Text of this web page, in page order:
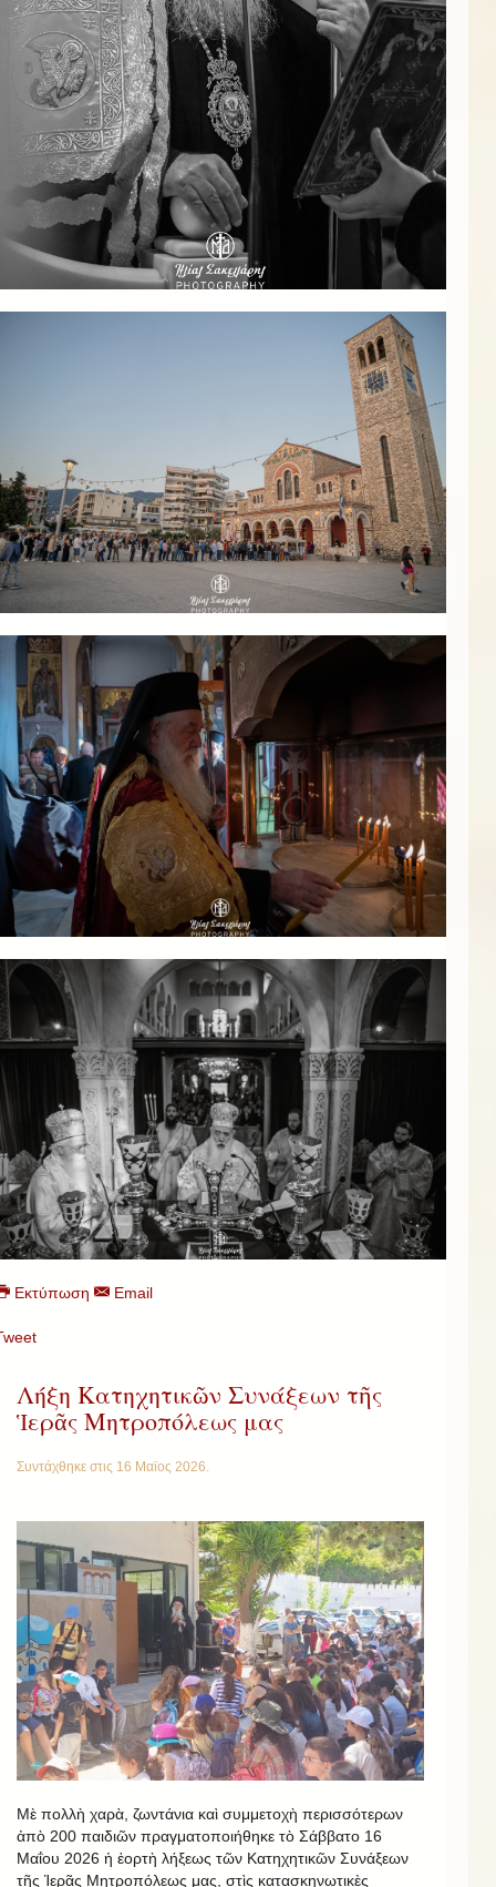
Εκτύπωση Email
Λήξη Κατηχητικῶν Συνάξεων τῆς
Ἱερᾶς Μητροπόλεως μας
Συντάχθηκε στις 16 Μαϊος 2026.
Μὲ πολλὴ χαρὰ, ζωντάνια καὶ συμμετοχὴ περισσότερων
ἀπὸ 200 παιδιῶν πραγματοποιήθηκε τὸ Σάββατο 16
Μαΐου 2026 ἡ ἐορτὴ λήξεως τῶν Κατηχητικῶν Συνάξεων
τῆς Ἱερᾶς Μητροπόλεως μας, στὶς κατασκηνωτικὲς